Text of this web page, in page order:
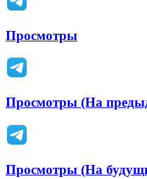
Просмотры
Просмотры (На
Просмотры (На